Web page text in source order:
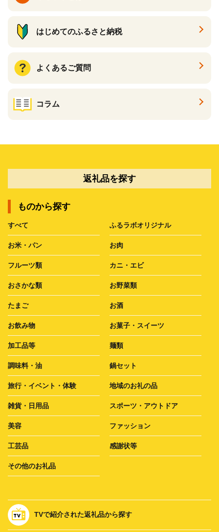
はじめてのふるさと納税
よくあるご質問
コラム
返礼品を探す
ものから探す
すべて ふるラボオリジナル
お米・パン お肉
フルーツ類 カニ・エビ
おさかな類 お野菜類
たまご お酒
お飲み物 お菓子・スイーツ
加工品等 麺類
調味料・油 鍋セット
旅行・イベント・体験 地域のお礼の品
雑貨・日用品 スポーツ・アウトドア
美容 ファッション
工芸品 感謝状等
その他のお礼品
TVで紹介された返礼品から探す